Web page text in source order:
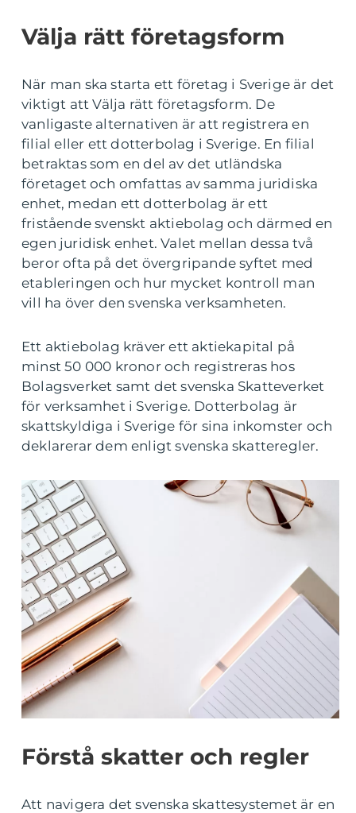
Välja rätt företagsform
När man ska starta ett företag i Sverige är det
viktigt att Välja rätt företagsform. De
vanligaste alternativen är att registrera en
filial eller ett dotterbolag i Sverige. En filial
betraktas som en del av det utländska
företaget och omfattas av samma juridiska
enhet, medan ett dotterbolag är ett
fristående svenskt aktiebolag och därmed en
egen juridisk enhet. Valet mellan dessa två
beror ofta på det övergripande syftet med
etableringen och hur mycket kontroll man
vill ha över den svenska verksamheten.
Ett aktiebolag kräver ett aktiekapital på
minst 50 000 kronor och registreras hos
Bolagsverket samt det svenska Skatteverket
för verksamhet i Sverige. Dotterbolag är
skattskyldiga i Sverige för sina inkomster och
deklarerar dem enligt svenska skatteregler.
Förstå skatter och regler
Att navigera det svenska skattesystemet är en